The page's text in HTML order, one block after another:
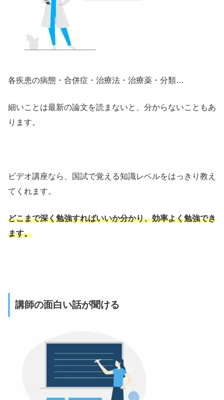
各疾患の病態・合併症・治療法・治療薬・分類…
細いことは最新の論文を読まないと、分からないこともあ
ります。
ビデオ講座なら、国試で覚える知識レベルをはっきり教え
てくれます。
どこまで深く勉強すればいいか分かり、効率よく勉強でき
ます。
講師の面白い話が聞ける